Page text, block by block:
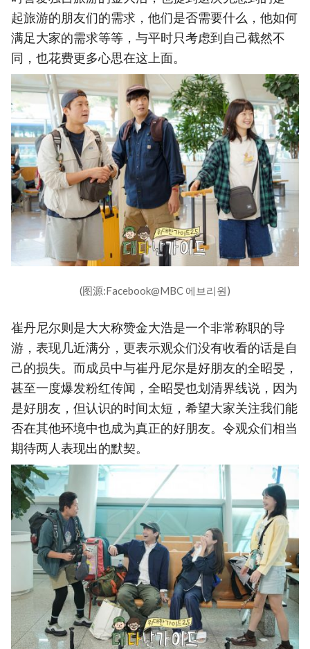
起旅游的朋友们的需求，他们是否需要什么，他如何
满足大家的需求等等，与平时只考虑到自己截然不
同，也花费更多心思在这上面。
(图源:Facebook@MBC 에브리원)
崔丹尼尔则是大大称赞金大浩是一个非常称职的导
游，表现几近满分，更表示观众们没有收看的话是自
己的损失。而成员中与崔丹尼尔是好朋友的全昭旻，
甚至一度爆发粉红传闻，全昭旻也划清界线说，因为
是好朋友，但认识的时间太短，希望大家关注我们能
否在其他环境中也成为真正的好朋友。令观众们相当
期待两人表现出的默契。